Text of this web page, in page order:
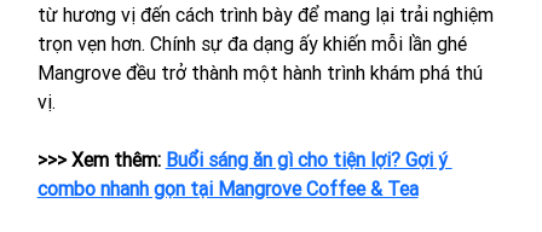
từ hương vị đến cách trình bày để mang lại trải nghiệm
trọn vẹn hơn. Chính sự đa dạng ấy khiến mỗi lần ghé
Mangrove đều trở thành một hành trình khám phá thú
vị.
>>> Xem thêm: Buổi sáng ăn gì cho tiện lợi? Gợi ý
combo nhanh gọn tại Mangrove Coffee & Tea